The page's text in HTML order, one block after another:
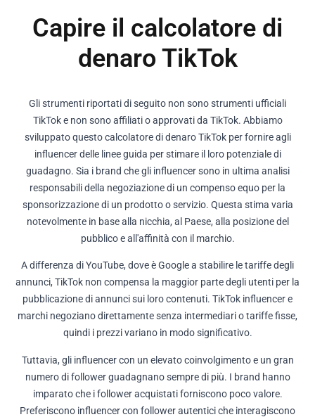
Capire il calcolatore di
denaro TikTok
Gli strumenti riportati di seguito non sono strumenti ufficiali
TikTok e non sono affiliati o approvati da TikTok. Abbiamo
sviluppato questo calcolatore di denaro TikTok per fornire agli
influencer delle linee guida per stimare il loro potenziale di
guadagno. Sia i brand che gli influencer sono in ultima analisi
responsabili della negoziazione di un compenso equo per la
sponsorizzazione di un prodotto o servizio. Questa stima varia
notevolmente in base alla nicchia, al Paese, alla posizione del
pubblico e all'affinità con il marchio.
A differenza di YouTube, dove è Google a stabilire le tariffe degli
annunci, TikTok non compensa la maggior parte degli utenti per la
pubblicazione di annunci sui loro contenuti. TikTok influencer e
marchi negoziano direttamente senza intermediari o tariffe fisse,
quindi i prezzi variano in modo significativo.
Tuttavia, gli influencer con un elevato coinvolgimento e un gran
numero di follower guadagnano sempre di più. I brand hanno
imparato che i follower acquistati forniscono poco valore.
Preferiscono influencer con follower autentici che interagiscono